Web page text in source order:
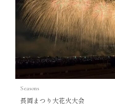
Seasons
長岡まつり大花火大会